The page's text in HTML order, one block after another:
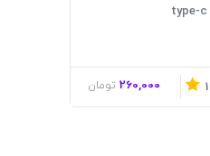
1
260,000 تومان